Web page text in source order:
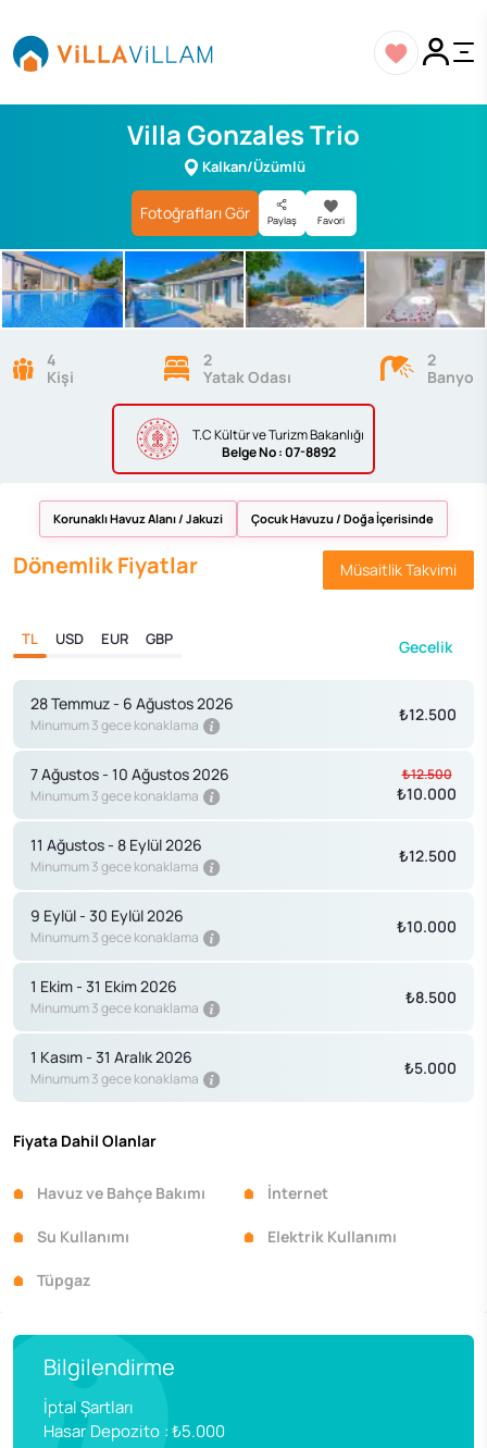
Villa Gonzales Trio
Kalkan/Üzümlü
Fotoğrafları Gör Paylaş Favori
T.C Kültür ve Turizm Bakanlığı
BelgeNo : 07-8892
4
Kişi
2
Yatak Odası
2
Banyo
Korunaklı Havuz Alanı / Jakuzi Çocuk Havuzu / Doğa İçerisinde
Dönemlik Fiyatlar Müsaitlik Takvimi
TL USD EUR GBP Gecelik
28 Temmuz - 6 Ağustos 2026
Minumum 3 gece konaklama
₺12.500
7 Ağustos - 10 Ağustos 2026
Minumum 3 gece konaklama
₺12.500
₺10.000
11 Ağustos - 8 Eylül 2026
Minumum 3 gece konaklama
₺12.500
9 Eylül - 30 Eylül 2026
Minumum 3 gece konaklama
₺10.000
1 Ekim - 31 Ekim 2026
Minumum 3 gece konaklama
₺8.500
1 Kasım - 31 Aralık 2026
Minumum 3 gece konaklama
₺5.000
Fiyata Dahil Olanlar
Havuz ve Bahçe Bakımı İnternet
Su Kullanımı Elektrik Kullanımı
Tüpgaz
Bilgilendirme
İptal Şartları
Hasar Depozito :₺5.000